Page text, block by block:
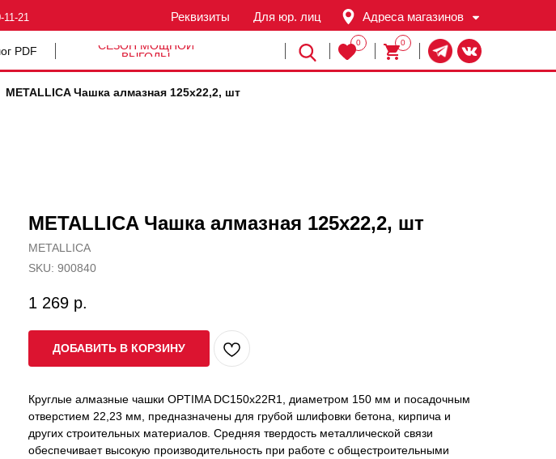
11-21 Для юр. лиц
Реквизиты Адреса магазинов
0
0
PDF
СЕЗОН МОЩНОЙ
ВЫГОДЫ
METALLICA Чашка алмазная 125х22,2, шт
METALLICA Чашка алмазная 125х22,2, шт
METALLICA
SKU: 900840
1 269 р.
ДОБАВИТЬ В КОРЗИНУ
Круглые алмазные чашки OPTIMA DC150x22R1, диаметром 150 мм и посадочным
отверстием 22,23 мм, предназначены для грубой шлифовки бетона, кирпича и
других строительных материалов. Средняя твердость металлической связи
обеспечивает высокую производительность при работе с общестроительными